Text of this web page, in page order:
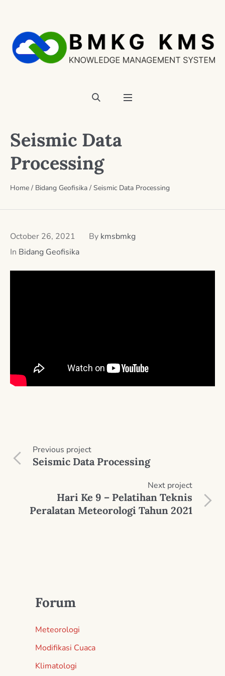
Seismic Data
Processing
Home / Bidang Geofisika / Seismic Data Processing
October 26, 2021 By kmsbmkg
In Bidang Geofisika
Previous project
Seismic Data Processing
Next project
Hari Ke 9 – Pelatihan Teknis
Peralatan Meteorologi Tahun 2021
Forum
Meteorologi
Modifikasi Cuaca
Klimatologi